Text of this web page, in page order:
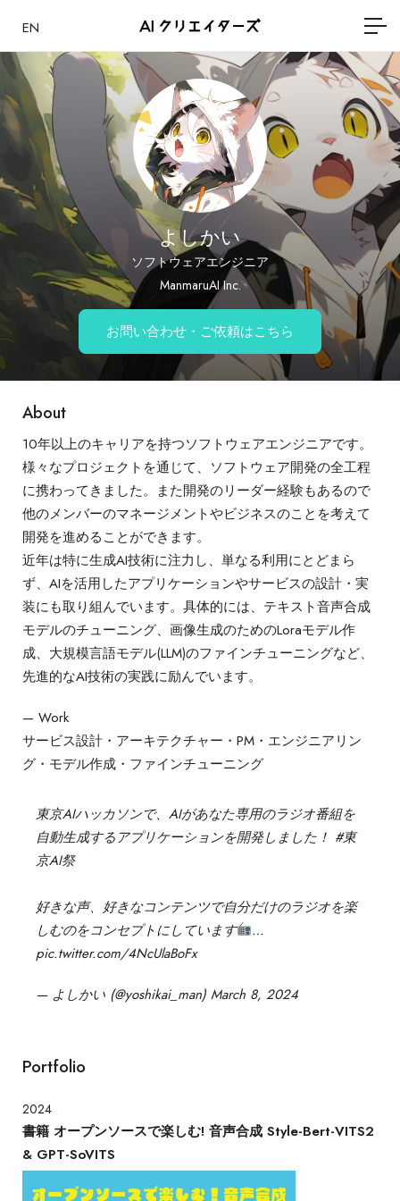
EN
よしかい
ソフトウェアエンジニア
ManmaruAI Inc.
お問い合わせ・ご依頼はこちら
About
10年以上のキャリアを持つソフトウェアエンジニアです。
様々なプロジェクトを通じて、ソフトウェア開発の全工程
に携わってきま した。また開発のリーダー経験もあるので
他のメンバーのマネージメントやビジネスのことを考えて
開発を進めることができます。
近年は特に生成AI技術に注力し、単なる利用にとどまら
ず、AIを活用したアプリケーションやサービスの設計・実
装にも取り組んでいます。具体的には、テキスト音声合成
モデルのチューニング、画像生成のためのLoraモデル作
成、大規模言語モデル(LLM)のファインチューニングなど、
先進的なAI技術の実践に励んでいます。
— Work
サービス設計・アーキテクチャー・PM・エンジニアリン
グ・モデル作成・ファインチューニング
東京AIハッカソンで、AIがあなた専用のラジオ番組を
自動生成するアプリケーションを開発しました！ #東
京AI祭
好きな声、好きなコンテンツで自分だけのラジオを楽
しむのをコンセプトにしています
…
pic.twitter.com/4NcUlaBoFx
— よしかい (@yoshikai_man) March 8, 2024
Portfolio
2024
書籍 オープンソースで楽しむ! 音声合成 Style-Bert-VITS2
& GPT-SoVITS